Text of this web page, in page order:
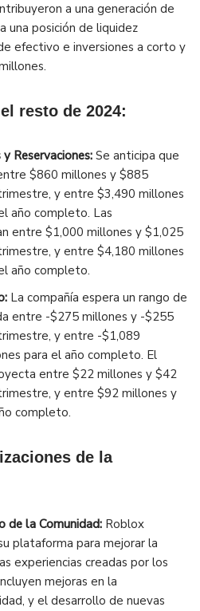
a una generación de
una posición de liquidez
efectivo e inversiones a corto y
resto de 2024:
Reservaciones: Se anticipa que
$860 millones y $885
y entre $3,490 millones
año completo. Las
entre $1,000 millones y $1,025
y entre $4,180 millones
año completo.
La compañía espera un rango de
entre -$275 millones y -$255
y entre -$1,089
para el año completo. El
entre $22 millones y $42
y entre $92 millones y
completo.
de la
de la Comunidad: Roblox
plataforma para mejorar la
experiencias creadas por los
mejoras en la
y el desarrollo de nuevas